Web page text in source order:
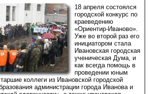
18 апреля состоялся
городской конкурс по
краеведению
«Ориентир-Иваново».
Уже во второй раз его
инициатором стала
Ивановская городская
ученическая Дума, и
как всегда помощь в
проведении юным
коллеги из Ивановской городской
администрации города Иванова и